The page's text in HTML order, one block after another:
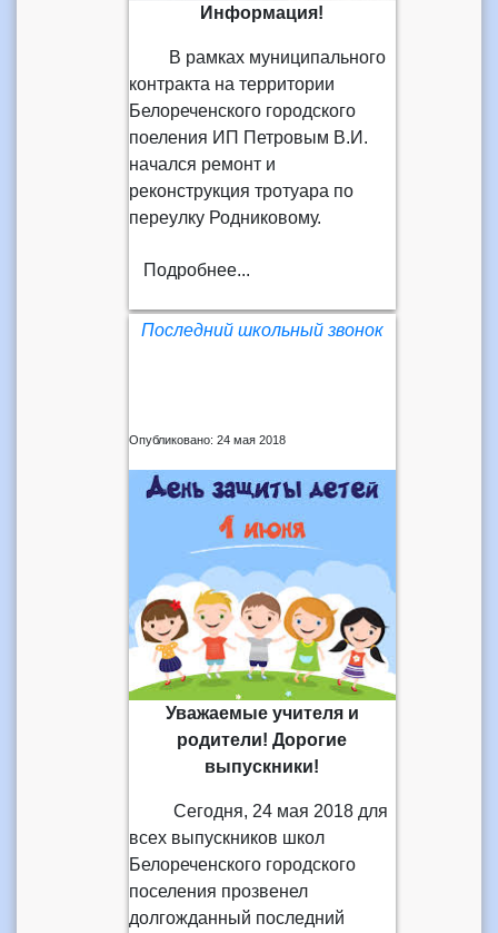
Информация!
В рамках муниципального
контракта на территории
Белореченского городского
поеления ИП Петровым В.И.
начался ремонт и
реконструкция тротуара по
переулку Родниковому.
Подробнее...
Последний школьный звонок
Опубликовано: 24 мая 2018
Уважаемые учителя и
родители! Дорогие
выпускники!
Сегодня, 24 мая 2018 для
всех выпускников школ
Белореченского городского
поселения прозвенел
долгожданный последний